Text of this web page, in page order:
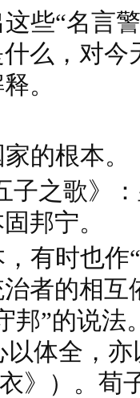
些“名言
么，对今
。
的根本。
之歌》
邦宁。
有时也作
者的相
邦”的说法
以体全，
》）。荀